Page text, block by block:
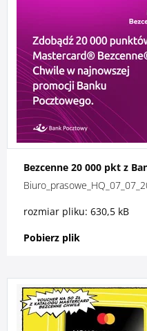
Bezcenne 20 000 pkt z
rozmiar pliku: 630,5 kB
Pobierz plik